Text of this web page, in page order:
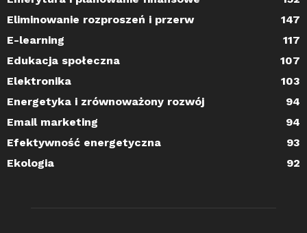
Eliminowanie rozproszeń i przerw
147
E-learning
117
Edukacja społeczna
107
Elektronika
103
Energetyka i zrównoważony rozwój
94
Email marketing
94
Efektywność energetyczna
93
Ekologia
92